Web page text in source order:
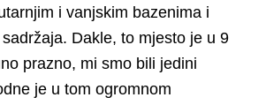
i vanjskim bazenima i
Dakle, to mjesto je u 9
prazno, mi smo bili jedini
je u tom ogromnom